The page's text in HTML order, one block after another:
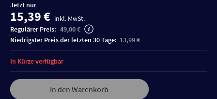
Jetzt nur
15,39 € inkl. MwSt.
Regulärer Preis: 49,00 €
niedrigster Preis der letzten 30 Tage: 13,99 €
In den Warenkorb
In Kürze verfügbar